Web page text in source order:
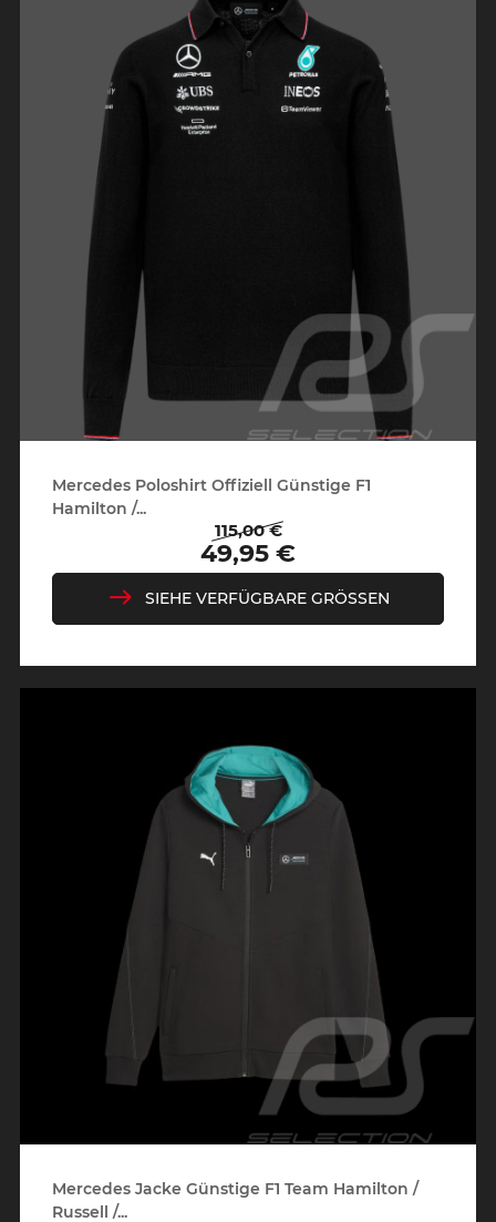
Mercedes Poloshirt Offiziell Günstige F1
Hamilton /...
Regulärer
Preis
115,00 €
Preis
49,95 €
SIEHE VERFÜGBARE GRÖSSEN
Mercedes Jacke Günstige F1 Team Hamilton /
Russell /...